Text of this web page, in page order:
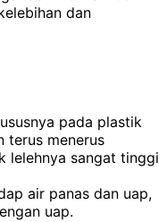
dan
pada plastik
terus menerus
sangat tinggi
air panas dan uap,
uap.